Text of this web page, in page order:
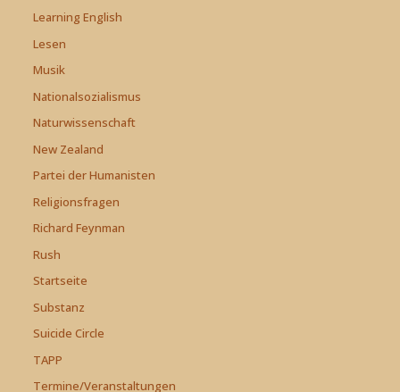
Learning English
Lesen
Musik
Nationalsozialismus
Naturwissenschaft
New Zealand
Partei der Humanisten
Religionsfragen
Richard Feynman
Rush
Startseite
Substanz
Suicide Circle
TAPP
Termine/Veranstaltungen